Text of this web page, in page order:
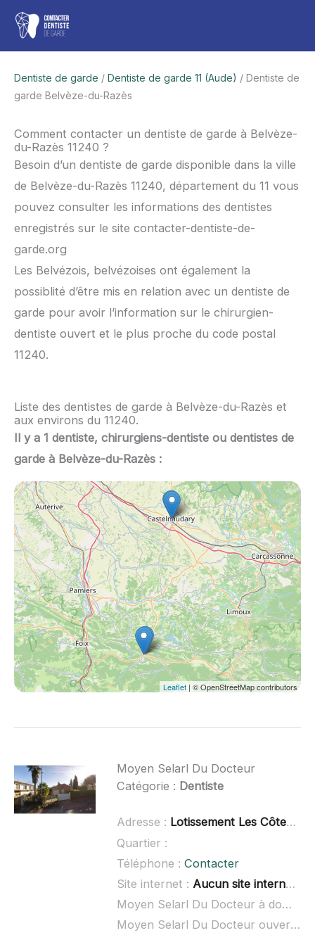
Aller
contenu
Dentiste de garde / Dentiste de garde 11 (Aude) / Dentiste de
garde Belvèze-du-Razès
Comment contacter un dentiste de garde à Belvèze-
du-Razès 11240 ?
Besoin d’un dentiste de garde disponible dans la ville
de Belvèze-du-Razès 11240, département du 11 vous
pouvez consulter les informations des dentistes
enregistrés sur le site contacter-dentiste-de-
garde.org
Les Belvézois, belvézoises ont également la
possiblité d’être mis en relation avec un dentiste de
garde pour avoir l’information sur le chirurgien-
dentiste ouvert et le plus proche du code postal
11240.
Liste des dentistes de garde à Belvèze-du-Razès et
aux environs du 11240.
Il y a 1 dentiste, chirurgiens-dentiste ou dentistes de
garde à Belvèze-du-Razès :
Leaflet | © OpenStreetMap contributors
Moyen Selarl Du Docteur
Catégorie : Dentiste
Adresse : Lotissement Les Côteaux du Sou, 11240 Belvèze-du-Razès
Quartier :
Téléphone : Contacter
Site internet : Aucun site internet connu
Moyen Selarl Du Docteur à domicile :
Moyen Selarl Du Docteur ouvert dimanche :